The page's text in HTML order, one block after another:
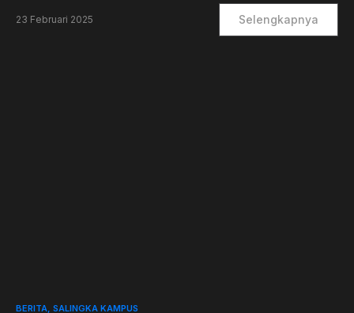
23 Februari 2025 Selengkapnya
BERITA SALINGKA KAMPUS